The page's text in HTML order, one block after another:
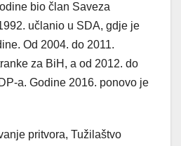
bio član Saveza
učlanio u SDA, gdje je
Od 2004. do 2011.
za BiH, a od 2012. do
a. Godine 2016. ponovo je
pritvora, Tužilaštvo